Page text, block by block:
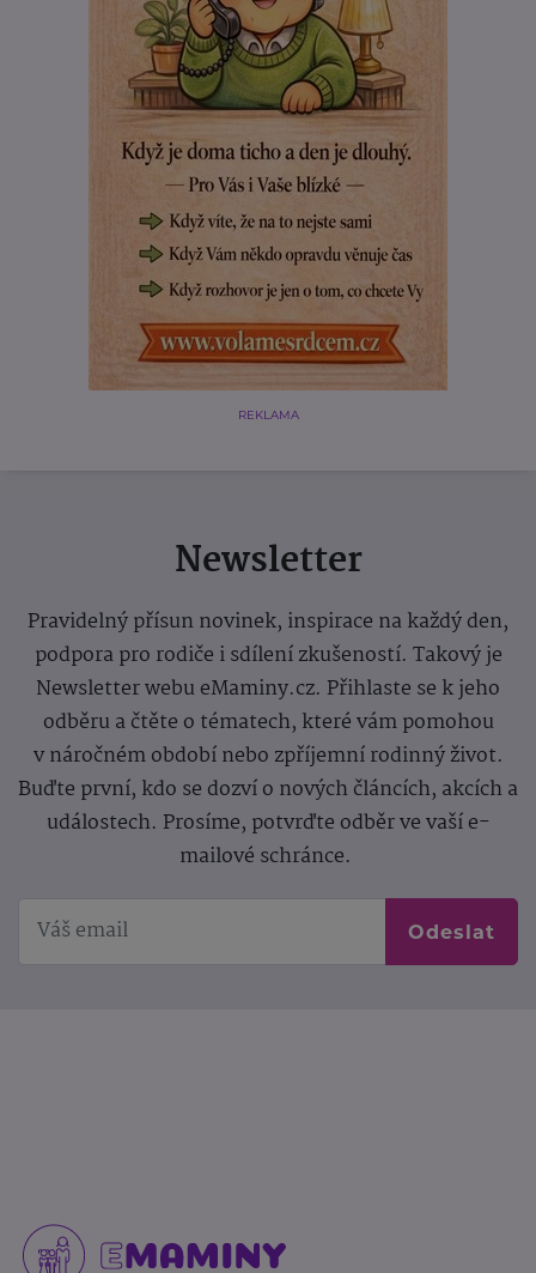
REKLAMA
Newsletter
Pravidelný přísun novinek, inspirace na každý den,
podpora pro rodiče i sdílení zkušeností. Takový je
Newsletter webu eMaminy.cz. Přihlaste se k jeho
odběru a čtěte o tématech, které vám pomohou
v náročném období nebo zpříjemní rodinný život.
Buďte první, kdo se dozví o nových článcích, akcích a
událostech. Prosíme, potvrďte odběr ve vaší e-
mailové schránce.
Odeslat